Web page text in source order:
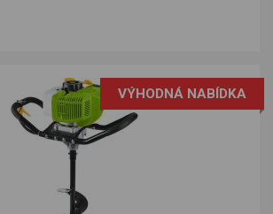
VÝHODNÁ NABÍDKA